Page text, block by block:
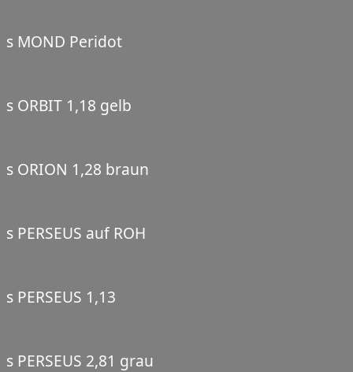
s MOND Peridot
s ORBIT 1,18 gelb
s ORION 1,28 braun
s PERSEUS auf ROH
s PERSEUS 1,13
s PERSEUS 2,81 grau